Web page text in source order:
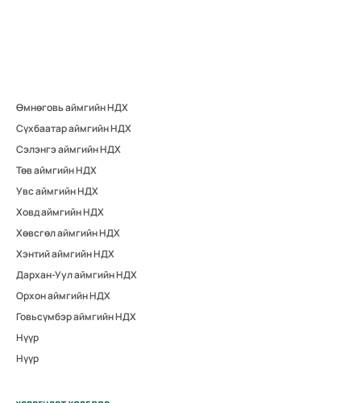
Өмнөговь аймгийн НДХ
Сүхбаатар аймгийн НДХ
Сэлэнгэ аймгийн НДХ
Төв аймгийн НДХ
Увс аймгийн НДХ
Ховд аймгийн НДХ
Хөвсгөл аймгийн НДХ
Хэнтий аймгийн НДХ
Дархан-Уул аймгийн НДХ
Орхон аймгийн НДХ
Говьсүмбэр аймгийн НДХ
Нүүр
Нүүр